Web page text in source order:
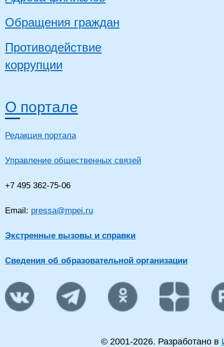
Обращения граждан
Противодействие
коррупции
О портале
Редакция портала
Управление общественных связей
+7 495 362-75-06
Email: pressa@mpei.ru
Экстренные вызовы и справки
Сведения об образовательной организации
© 2001-2026. Разработано в